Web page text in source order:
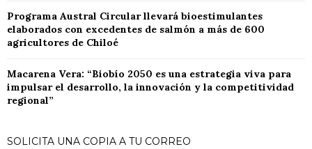
Programa Austral Circular llevará bioestimulantes
elaborados con excedentes de salmón a más de 600
agricultores de Chiloé
Macarena Vera: “Biobío 2050 es una estrategia viva para
impulsar el desarrollo, la innovación y la competitividad
regional”
SOLICITA UNA COPIA A TU CORREO